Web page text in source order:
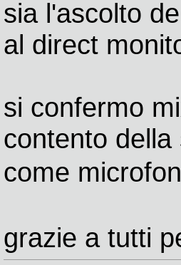
sia l'ascolto
al direct
si confermo
contento
come
grazie a tutti